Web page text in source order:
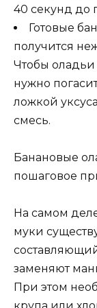
40 секунд до
Готовые
получится
Чтобы
нужно
ложкой
смесь.
Банановые
пошаговое
На самом
муки
заменяют
При этом